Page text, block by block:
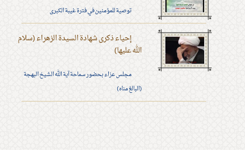
توصية للمؤمنين في فترة غيبة الكبرى
إحياء ذكرى شهادة السيدة الزهراء (سلام
الله عليها)
مجلس عزاء بحضور سماحة آية الله الشيخ البهجة
(البالغ مناه)